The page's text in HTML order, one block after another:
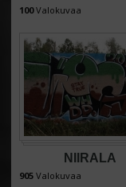
100Valokuvaa
NIIRALA
905 Valokuvaa